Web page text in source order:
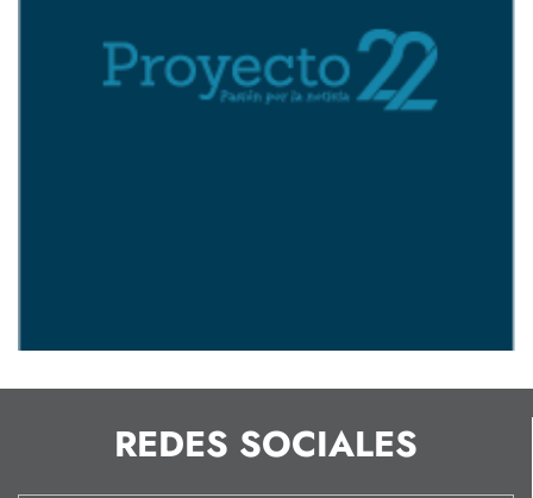
REDES SOCIALES